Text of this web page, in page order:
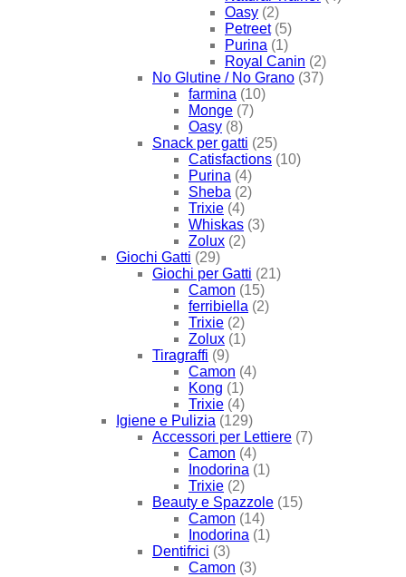
Oasy (2)
Petreet (5)
Purina (1)
Royal Canin (2)
No Glutine / No Grano (37)
farmina (10)
Monge (7)
Oasy (8)
Snack per gatti (25)
Catisfactions (10)
Purina (4)
Sheba (2)
Trixie (4)
Whiskas (3)
Zolux (2)
Giochi Gatti (29)
Giochi per Gatti (21)
Camon (15)
ferribiella (2)
Trixie (2)
Zolux (1)
Tiragraffi (9)
Camon (4)
Kong (1)
Trixie (4)
Igiene e Pulizia (129)
Accessori per Lettiere (7)
Camon (4)
Inodorina (1)
Trixie (2)
Beauty e Spazzole (15)
Camon (14)
Inodorina (1)
Dentifrici (3)
Camon (3)